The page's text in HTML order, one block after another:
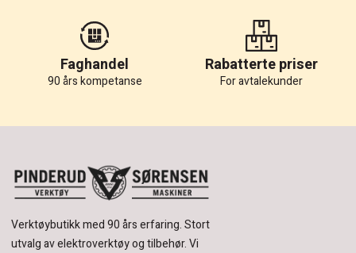
Faghandel
90 års kompetanse
Rabatterte priser
For avtalekunder
Verktøybutikk med 90 års erfaring.Stort
utvalg av elektroverktøy og tilbehør.Vi